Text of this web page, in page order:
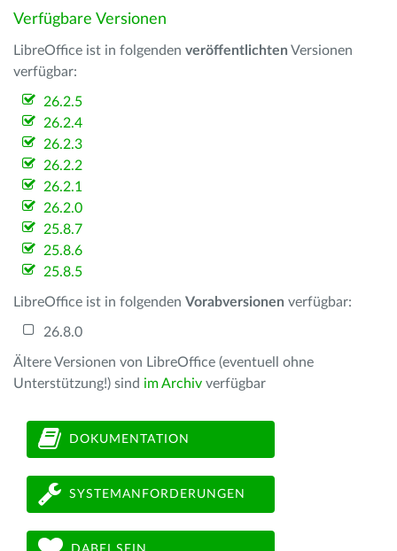
Verfügbare Versionen
LibreOffice ist in folgenden veröffentlichten Versionen
verfügbar:
26.2.5
26.2.4
26.2.3
26.2.2
26.2.1
26.2.0
25.8.7
25.8.6
25.8.5
LibreOffice ist in folgenden Vorabversionen verfügbar:
26.8.0
Ältere Versionen von LibreOffice (eventuell ohne
Unterstützung!) sind im Archiv verfügbar
DOKUMENTATION
SYSTEMANFORDERUNGEN